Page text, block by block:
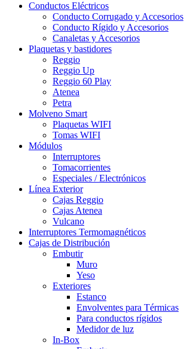
Conductos Eléctricos
Conducto Corrugado y Accesorios
Conducto Rígido y Accesorios
Canaletas y Accesorios
Plaquetas y bastidores
Reggio
Reggio Up
Reggio 60 Play
Atenea
Petra
Molveno Smart
Plaquetas WIFI
Tomas WIFI
Módulos
Interruptores
Tomacorrientes
Especiales / Electrónicos
Línea Exterior
Cajas Reggio
Cajas Atenea
Vulcano
Interruptores Termomagnéticos
Cajas de Distribución
Embutir
Muro
Yeso
Exteriores
Estanco
Envolventes para Térmicas
Para conductos rígidos
Medidor de luz
In-Box